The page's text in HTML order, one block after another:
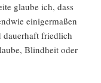
glau­be ich, dass
eini­ger­ma­ßen
dau­er­haft fried­lich
Blind­heit oder